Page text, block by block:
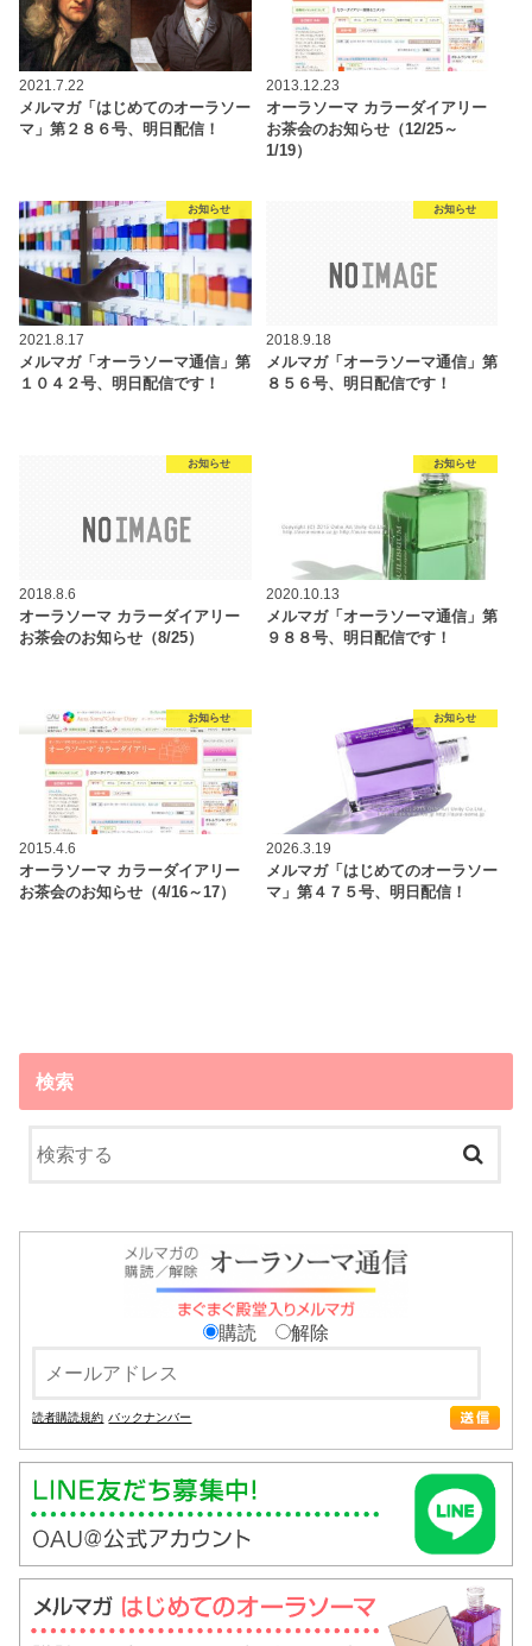
2021.7.22
メルマガ「はじめてのオーラソー
マ」第２８６号、明日配信！
2013.12.23
オーラソーマ カラーダイアリー
お茶会のお知らせ（12/25～
1/19）
お知らせ
2021.8.17
メルマガ「オーラソーマ通信」第
１０４２号、明日配信です！
お知らせ
2018.9.18
メルマガ「オーラソーマ通信」第
８５６号、明日配信です！
お知らせ
2018.8.6
オーラソーマ カラーダイアリー
お茶会のお知らせ（8/25）
お知らせ
2020.10.13
メルマガ「オーラソーマ通信」第
９８８号、明日配信です！
お知らせ
2015.4.6
オーラソーマ カラーダイアリー
お茶会のお知らせ（4/16～17）
お知らせ
2026.3.19
メルマガ「はじめてのオーラソー
マ」第４７５号、明日配信！
検索
購読 解除
読者購読規約 バックナンバー